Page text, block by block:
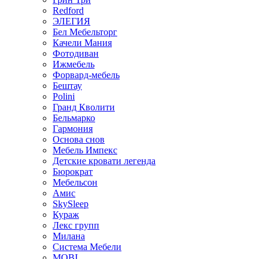
Redford
ЭЛЕГИЯ
Бел Мебельторг
Качели Мания
Фотодиван
Ижмебель
Форвард-мебель
Бештау
Polini
Гранд Кволити
Бельмарко
Гармония
Основа снов
Мебель Импекс
Детские кровати легенда
Бюрократ
Мебельсон
Амис
SkySleep
Кураж
Лекс групп
Милана
Система Мебели